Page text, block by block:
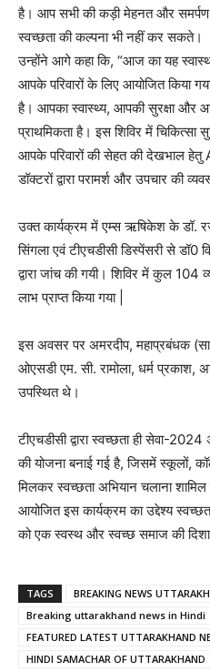
है। आप सभी की कड़ी मेहनत और
स्वच्छता की कल्पना भी नहीं कर सकते।
उन्होंने आगे कहा कि, “आज का यह
आपके परिवारों के लिए आयोजित किया
है। आपका स्वास्थ्य, आपकी सुरक्षा और
प्राथमिकता है। इस शिविर में
आपके परिवारों की सेहत की देखभाल
डॉक्टरों द्वारा परामर्श और उपचार की
उक्त कार्यक्रम में एम्स ऋषिकेश के डॉ.
सिंगला एवं टीएचडीसी डिस्पेंसरी से डॉ0
द्वारा जांच की गयी। शिविर में कुल 104
लाभ प्राप्त किया गया |
इस अवसर पर अमरदीप, महाप्रबंधक
ओएसडी एम. सी. रामोला, धर्म प्रकाश,
उपस्थित थे।
टीएचडीसी द्वारा स्वच्छता ही सेवा-
की योजना बनाई गई है, जिसमें स्कूलों,
मिलकर स्वच्छता अभियान चलाना शामिल
आयोजित इस कार्यक्रम का उद्देश्य
को एक स्वस्थ और स्वच्छ समाज की
TAGS
BREAKING NEWS
Breaking uttarakhand news in Hindi
FEATURED LATEST UTTARAKHAND
HINDI SAMACHAR OF UTTARAKHAND